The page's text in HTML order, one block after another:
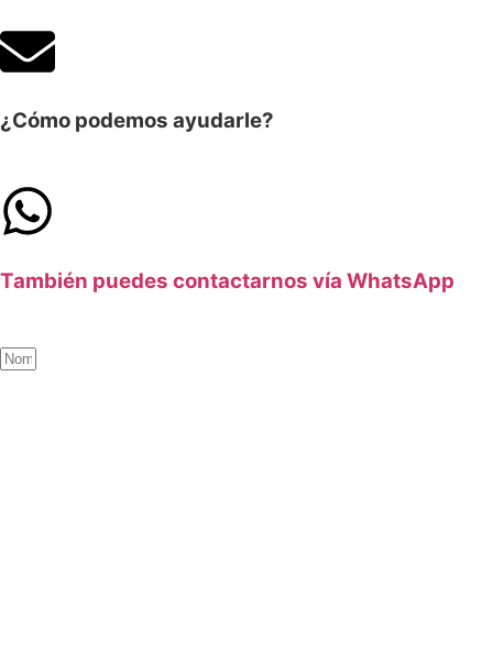
¿Cómo podemos ayudarle?
También puedes contactarnos vía WhatsApp